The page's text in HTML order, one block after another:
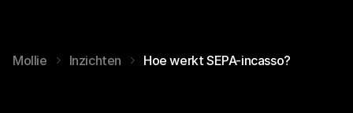
Mollie Inzichten Hoe werkt SEPA-incasso?